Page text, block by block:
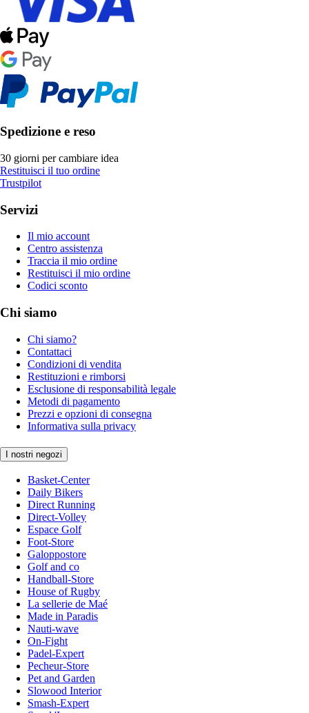
Spedizione e reso
30 giorni per cambiare idea
Restituisci il tuo ordine
Trustpilot
Servizi
Il mio account
Centro assistenza
Traccia il mio ordine
Restituisci il mio ordine
Codici sconto
Chi siamo
Chi siamo?
Contattaci
Condizioni di vendita
Restituzioni e rimborsi
Esclusione di responsabilità legale
Metodi di pagamento
Prezzi e opzioni di consegna
Informativa sulla privacy
I nostri negozi
Basket-Center
Daily Bikers
Direct Running
Direct-Volley
Espace Golf
Foot-Store
Galoppostore
Golf and co
Handball-Store
House of Rugby
La sellerie de Maé
Made in Paradis
Nauti-wave
On-Fight
Padel-Expert
Pecheur-Store
Pet and Garden
Slowood Interior
Smash-Expert